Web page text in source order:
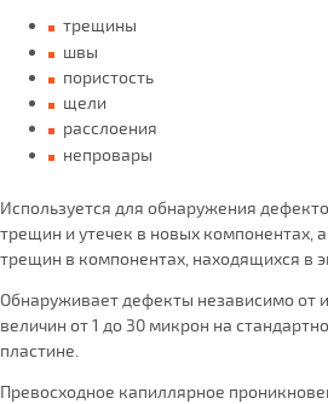
трещины
швы
пористость
щели
расслоения
непровары
Используется для обнаружения
трещин и утечек в новых компонентах,
трещин в компонентах, находящихся в
Обнаруживает дефекты независимо от
величин от 1 до 30 микрон на
пластине.
Превосходное капиллярное